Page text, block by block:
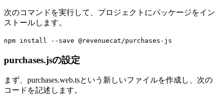
次のコマンドを実行して、プロジェクトにパッケージをイン
ストールします。
npm install --save @revenuecat/purchases-js
purchases.jsの設定
まず、purchases.web.tsという新しいファイルを作成し、次の
コードを記述します。